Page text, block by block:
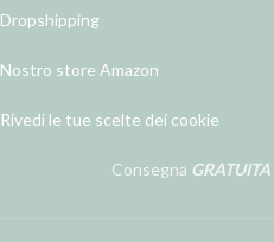
Dropshipping
Nostro store Amazon
Rivedi le tue scelte dei cookie
Consegna GRATUITA